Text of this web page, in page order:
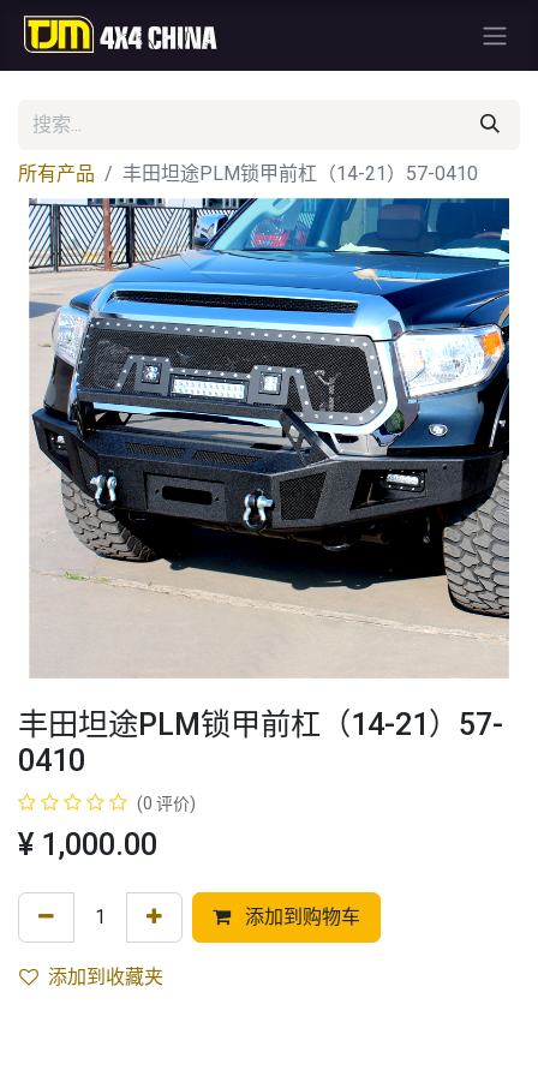
所有产品 丰田坦途PLM锁甲前杠（14-21）57-0410
丰田坦途PLM锁甲前杠（14-21）57-
0410
(0 评价)
¥ 1,000.00
添加到购物车
添加到收藏夹